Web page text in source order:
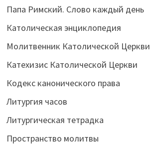
Папа Римский. Слово каждый день
Католическая энциклопедия
Молитвенник Католической Церкви
Катехизис Католической Церкви
Кодекс канонического права
Литургия часов
Литургическая тетрадка
Пространство молитвы